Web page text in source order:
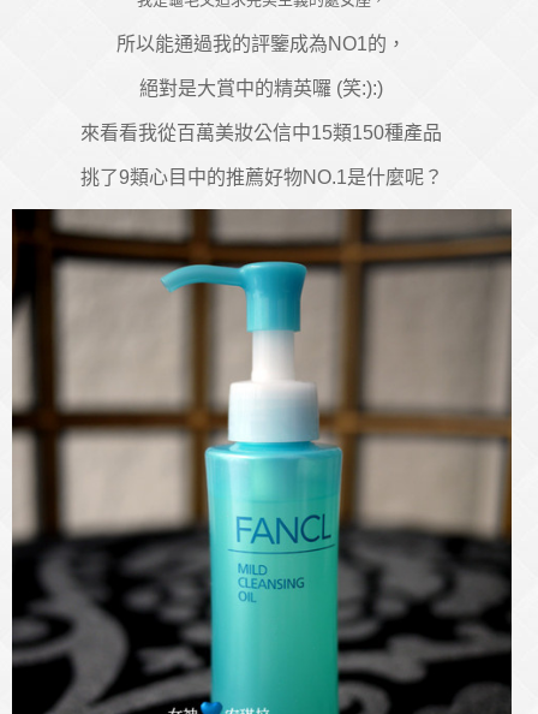
所以能通過我的評鑒成為NO1的，
絕對是大賞中的精英囉 (笑:):)
來看看我從百萬美妝公信中15類150種產品
挑了9類心目中的推薦好物NO.1是什麼呢？